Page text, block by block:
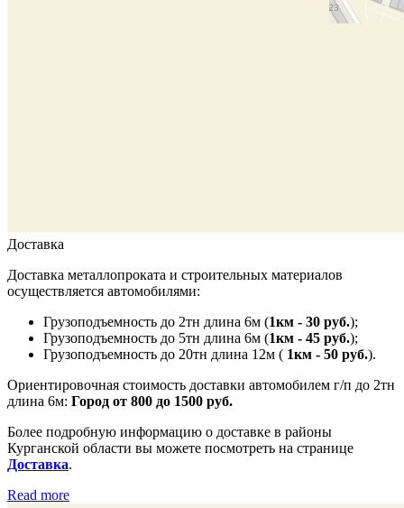
Доставка
Доставка металлопроката и строительных материалов
осуществляется автомобилями:
Грузоподъемность до 2тн длина 6м (1км - 30 руб.);
Грузоподъемность до 5тн длина 6м (1км - 45 руб.);
Грузоподъемность до 20тн длина 12м ( 1км - 50 руб.).
Ориентировочная стоимость доставки автомобилем г/п до 2тн
длина 6м: Город от 800 до 1500 руб.
Более подробную информацию о доставке в районы
Курганской области вы можете посмотреть на странице
Доставка.
Read more